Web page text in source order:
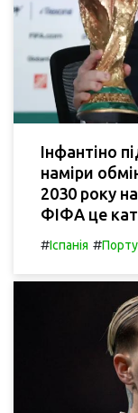
Інфантіно
наміри
2030 року
ФІФА це
#Іспанія #